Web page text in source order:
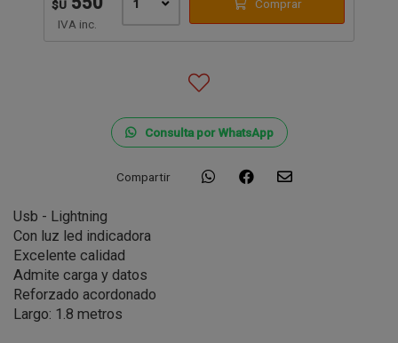
$U
IVA inc.
1 Comprar
Consulta por WhatsApp
Compartir
Usb - Lightning
Con luz led indicadora
Excelente calidad
Admite carga y datos
Reforzado acordonado
Largo: 1.8 metros